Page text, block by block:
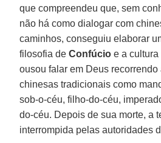
que compreendeu que, sem
não há como dialogar com
caminhos, conseguiu elaborar
filosofia deConfúcio e a
ousou falar em Deus
chinesas tradicionais como
sob-o-céu, filho-do-céu,
do-céu. Depois de sua morte, a
interrompida pelas autoridades